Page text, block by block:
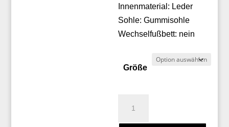
Innenmaterial: Leder
Sohle: Gummisohle
Wechselfußbett: nein
Größe